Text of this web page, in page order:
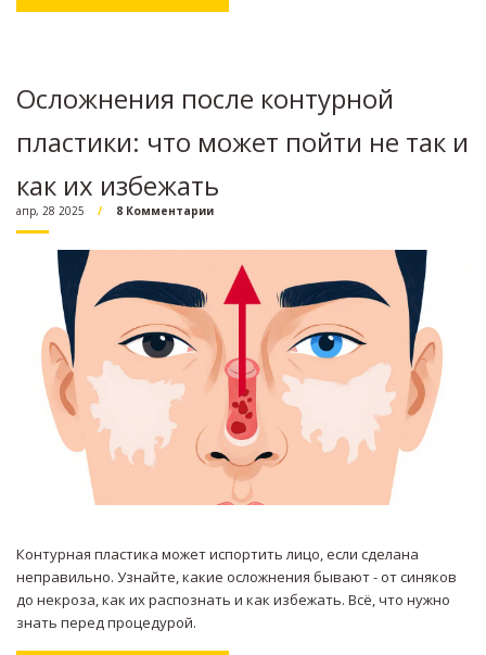
Осложнения после контурной
пластики: что может пойти не так и
как их избежать
апр, 28 2025 8 Комментарии
Контурная пластика может испортить лицо, если сделана
неправильно. Узнайте, какие осложнения бывают - от синяков
до некроза, как их распознать и как избежать. Всё, что нужно
знать перед процедурой.